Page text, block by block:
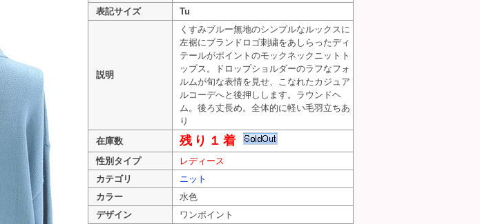
表記サイズ
Tu
説明
くすみブルー無地のシンプルなルックスに
左裾にブランドロゴ刺繍をあしらったディ
テールがポイントのモックネックニットト
ップス。ドロップショルダーのラフなフォ
ルムが旬な表情を見せ、こなれたカジュア
ルコーデへと後押しします。ラウンドヘ
ム。後ろ丈長め。全体的に軽い毛羽立ちあ
り
在庫数
残り１着
性別タイプ
レディース
カテゴリ
ニット
カラー
水色
デザイン
ワンポイント
To b. by agnes b.（トゥービーバイアニエスベー） PR10330492
To b. by agnes b.（トゥービーバイアニエスベー） PR10330492
To b. by agnes b.（トゥービーバイアニエスベー） PR10330492